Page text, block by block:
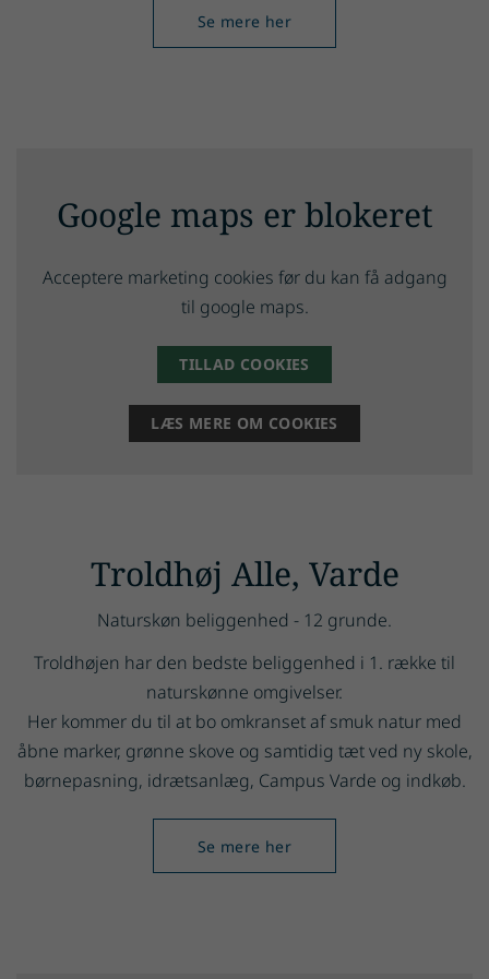
Se mere her
Google maps er blokeret
Acceptere marketing cookies før du kan få adgang
til google maps.
TILLAD COOKIES
LÆS MERE OM COOKIES
Troldhøj Alle, Varde
Naturskøn beliggenhed - 12 grunde.
Troldhøjen har den bedste beliggenhed i 1. række til
naturskønne omgivelser.
Her kommer du til at bo omkranset af smuk natur med
åbne marker, grønne skove og samtidig tæt ved ny skole,
børnepasning, idrætsanlæg, Campus Varde og indkøb.
Se mere her